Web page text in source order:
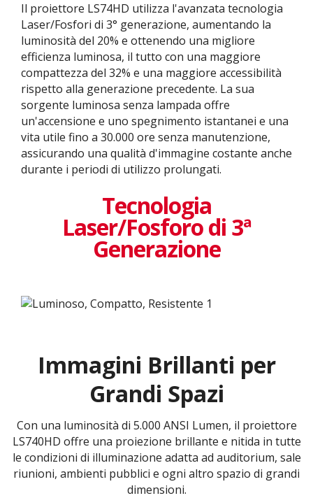
Il proiettore LS74HD utilizza l'avanzata tecnologia
Laser/Fosfori di 3° generazione, aumentando la
luminosità del 20% e ottenendo una migliore
efficienza luminosa, il tutto con una maggiore
compattezza del 32% e una maggiore accessibilità
rispetto alla generazione precedente. La sua
sorgente luminosa senza lampada offre
un'accensione e uno spegnimento istantanei e una
vita utile fino a 30.000 ore senza manutenzione,
assicurando una qualità d'immagine costante anche
durante i periodi di utilizzo prolungati.
Tecnologia
Laser/Fosforo di 3ª
Generazione
Immagini Brillanti per
Grandi Spazi
Con una luminosità di 5.000 ANSI Lumen, il proiettore
LS740HD offre una proiezione brillante e nitida in tutte
le condizioni di illuminazione adatta ad auditorium, sale
riunioni, ambienti pubblici e ogni altro spazio di grandi
dimensioni.